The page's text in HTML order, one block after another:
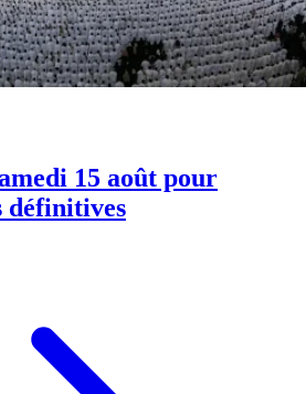
15 août pour
définitives